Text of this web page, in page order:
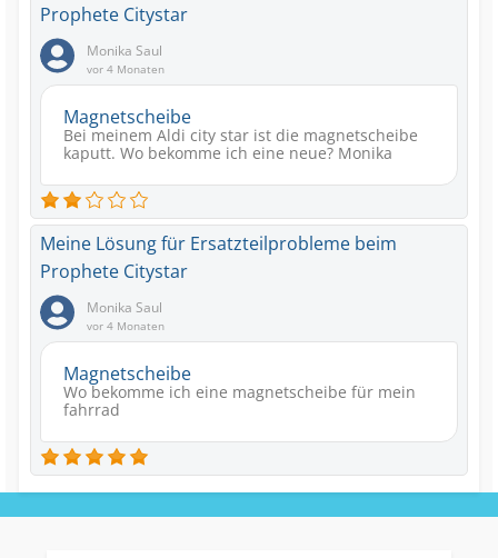
Prophete Citystar
Monika Saul
vor 4 Monaten
Magnetscheibe
Bei meinem Aldi city star ist die magnetscheibe
kaputt. Wo bekomme ich eine neue? Monika
Meine Lösung für Ersatzteilprobleme beim
Prophete Citystar
Monika Saul
vor 4 Monaten
Magnetscheibe
Wo bekomme ich eine magnetscheibe für mein
fahrrad